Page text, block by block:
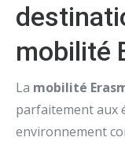
mobilité
La mobilité
parfaitement aux
environnement